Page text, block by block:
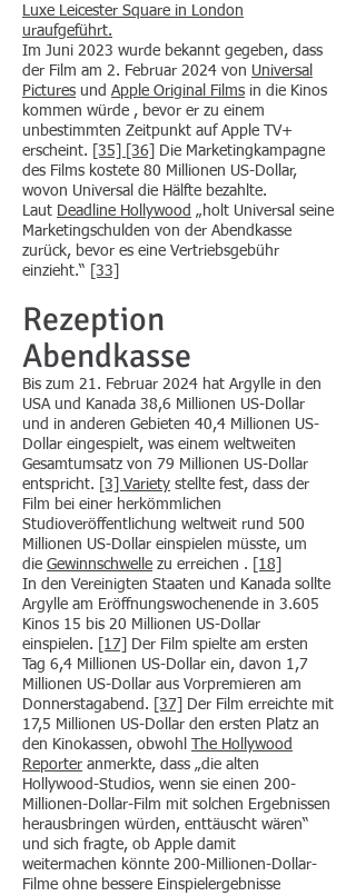
Luxe Leicester Square in London
uraufgeführt.
Im Juni 2023 wurde bekannt gegeben, dass
der Film am 2. Februar 2024 von Universal
Pictures und Apple Original Films in die Kinos
kommen würde , bevor er zu einem
unbestimmten Zeitpunkt auf Apple TV+
erscheint.
[35] [36]
Die Marketingkampagne
des Films kostete 80 Millionen US-Dollar,
wovon Universal die Hälfte bezahlte.
Laut Deadline Hollywood „holt Universal seine
Marketingschulden von der Abendkasse
zurück, bevor es eine Vertriebsgebühr
einzieht.“
[33]
Rezeption
Abendkasse
Bis zum 21. Februar 2024 hat Argylle in den
USA und Kanada 38,6 Millionen US-Dollar
und in anderen Gebieten 40,4 Millionen US-
Dollar eingespielt, was einem weltweiten
Gesamtumsatz von 79 Millionen US-Dollar
entspricht.
[3] Variety stellte fest, dass der
Film bei einer herkömmlichen
Studioveröffentlichung weltweit rund 500
Millionen US-Dollar einspielen müsste, um
die Gewinnschwelle zu erreichen .
[18]
In den Vereinigten Staaten und Kanada sollte
Argylle am Eröffnungswochenende in 3.605
Kinos 15 bis 20 Millionen US-Dollar
einspielen.
[17]
Der Film spielte am ersten
Tag 6,4 Millionen US-Dollar ein, davon 1,7
Millionen US-Dollar aus Vorpremieren am
Donnerstagabend.
[37]
Der Film erreichte mit
17,5 Millionen US-Dollar den ersten Platz an
den Kinokassen, obwohl
The Hollywood
Reporter anmerkte, dass „die alten
Hollywood-Studios, wenn sie einen 200-
Millionen-Dollar-Film mit solchen Ergebnissen
herausbringen würden, enttäuscht wären“
und sich fragte, ob Apple damit
weitermachen könnte 200-Millionen-Dollar-
Filme ohne bessere Einspielergebnisse